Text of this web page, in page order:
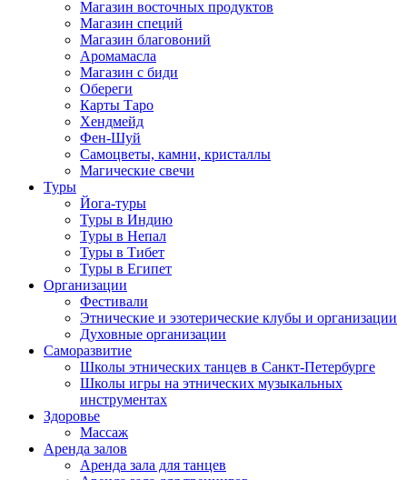
Магазин восточных продуктов
Магазин специй
Магазин благовоний
Аромамасла
Магазин с биди
Обереги
Карты Таро
Хендмейд
Фен-Шуй
Самоцветы, камни, кристаллы
Магические свечи
Туры
Йога-туры
Туры в Индию
Туры в Непал
Туры в Тибет
Туры в Египет
Организации
Фестивали
Этнические и эзотерические клубы и организации
Духовные организации
Саморазвитие
Школы этнических танцев в Санкт-Петербурге
Школы игры на этнических музыкальных
инструментах
Здоровье
Массаж
Аренда залов
Аренда зала для танцев